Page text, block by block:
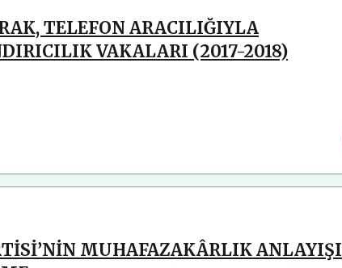
TELEFON ARACILIĞIYLA
VAKALARI (2017-2018)
MUHAFAZAKÂRLIK ANLAYIŞI